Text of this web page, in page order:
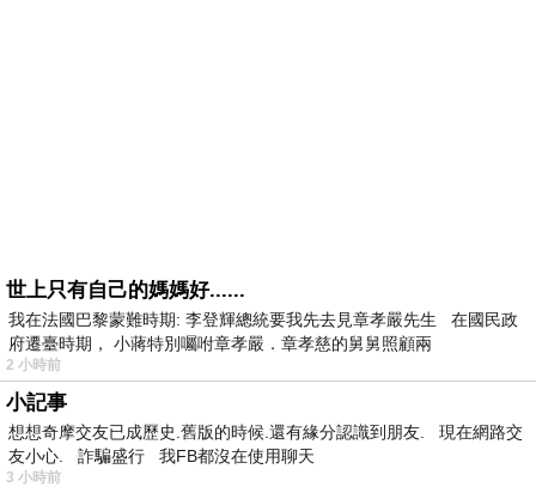
世上只有自己的媽媽好......
我在法國巴黎蒙難時期: 李登輝總統要我先去見章孝嚴先生 在國民政
府遷臺時期， 小蔣特別囑咐章孝嚴．章孝慈的舅舅照顧兩
2 小時前
小記事
想想奇摩交友已成歷史.舊版的時候.還有緣分認識到朋友. 現在網路交
友小心. 詐騙盛行 我FB都沒在使用聊天
3 小時前